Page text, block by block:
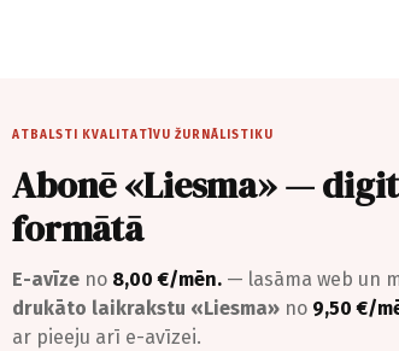
ATBALSTI KVALITATĪVU ŽURNĀLISTIKU
Abonē «Liesma» —
formātā
E-avīze no 8,00 €/mēn. — lasāma web un
drukāto laikrakstu «Liesma» no 9,50 €/
ar pieeju arī e-avīzei.